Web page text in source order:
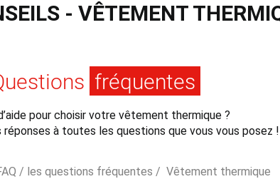
- VÊTEMENT
fréquentes
pour choisir votre vêtement thermique ?
à toutes les questions que vous vous posez !
/ les questions fréquentes / Vêtement thermique